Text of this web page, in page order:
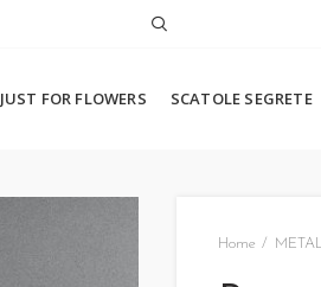
JUST FOR FLOWERS SCATOLE SEGRETE
Home